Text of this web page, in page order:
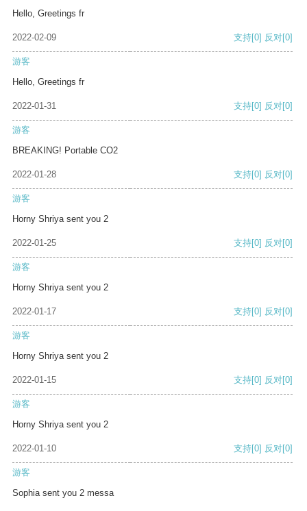
Hello, Greetings fr
2022-02-09 支持[0] 反对[0]
游客
Hello, Greetings fr
2022-01-31 支持[0] 反对[0]
游客
BREAKING! Portable CO2
2022-01-28 支持[0] 反对[0]
游客
Horny Shriya sent you 2
2022-01-25 支持[0] 反对[0]
游客
Horny Shriya sent you 2
2022-01-17 支持[0] 反对[0]
游客
Horny Shriya sent you 2
2022-01-15 支持[0] 反对[0]
游客
Horny Shriya sent you 2
2022-01-10 支持[0] 反对[0]
游客
Sophia sent you 2 messa